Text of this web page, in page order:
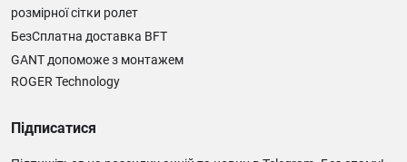
розмірної сітки ролет
БезСплатна доставка BFT
GANT допоможе з монтажем
ROGER Technology
Підписатися